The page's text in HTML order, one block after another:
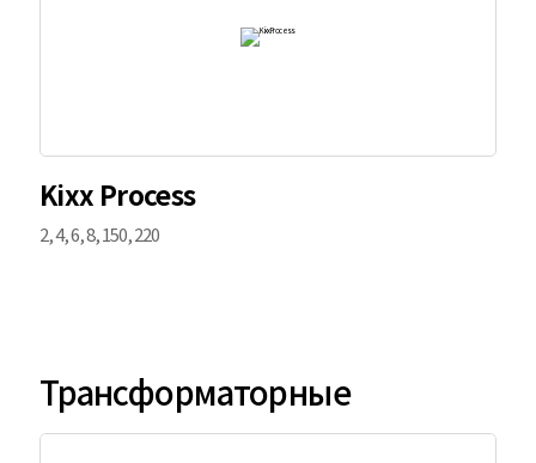
Kixx Process
2, 4, 6, 8, 150, 220
Трансформаторные